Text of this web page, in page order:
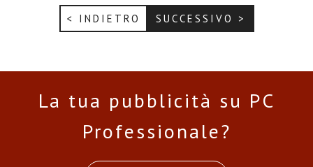
< INDIETRO SUCCESSIVO >
La tua pubblicità su PC
Professionale?